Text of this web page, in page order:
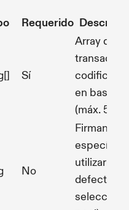
Requerido
Sí
Array de
en base64
(máx. 5)
No
Firmante
específico
utilizar (por
defecto
selección